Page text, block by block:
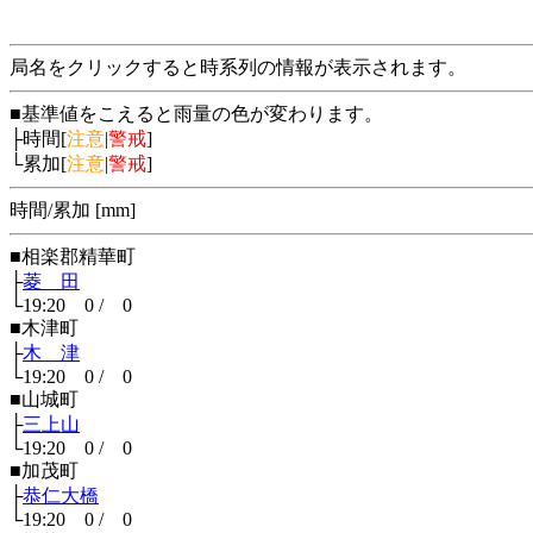
局名をクリックすると時系列の情報が表示されます。
■基準値をこえると雨量の色が変わります。
├時間[注意|警戒]
└累加[注意|警戒]
時間/累加 [mm]
■相楽郡精華町
├菱 田
└19:20 0 / 0
■木津町
├木 津
└19:20 0 / 0
■山城町
├三上山
└19:20 0 / 0
■加茂町
├恭仁大橋
└19:20 0 / 0